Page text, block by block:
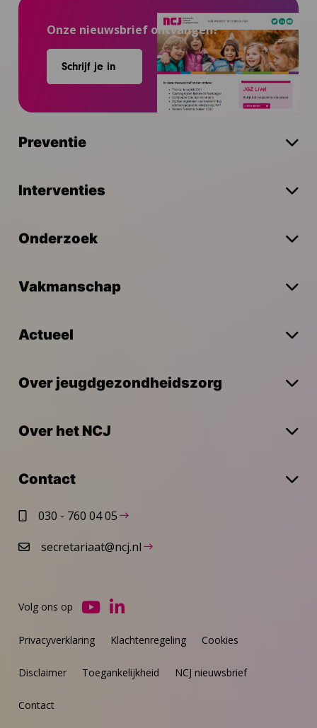
Onze nieuwsbrief ontvangen?
Schrijf je in
Preventie
Interventies
Onderzoek
Vakmanschap
Actueel
Over jeugdgezondheidszorg
Over het NCJ
Contact
030 - 760 04 05
secretariaat@ncj.nl
Privacyverklaring Klachtenregeling Cookies
Disclaimer Toegankelijkheid NCJ nieuwsbrief
Contact
Volg ons op
Ga
YouTube
Ga
LinkedIn